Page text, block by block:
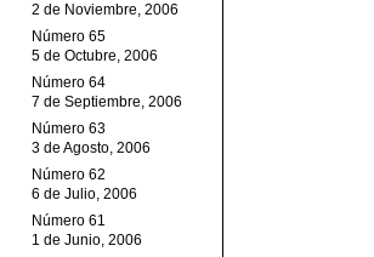
2 de Noviembre, 2006
Número 65
5 de Octubre, 2006
Número 64
7 de Septiembre, 2006
Número 63
3 de Agosto, 2006
Número 62
6 de Julio, 2006
Número 61
1 de Junio, 2006